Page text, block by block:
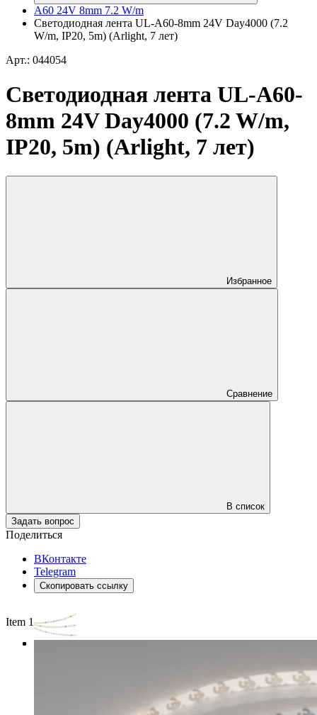
A60 24V 8mm 7.2 W/m
Светодиодная лента UL-A60-8mm 24V Day4000 (7.2
W/m, IP20, 5m) (Arlight, 7 лет)
Арт.: 044054
Светодиодная лента UL-A60-
8mm 24V Day4000 (7.2 W/m,
IP20, 5m) (Arlight, 7 лет)
Избранное
Сравнение
В список
Задать вопрос
Поделиться
ВКонтакте
Telegram
Скопировать ссылку
Item 1 of 3